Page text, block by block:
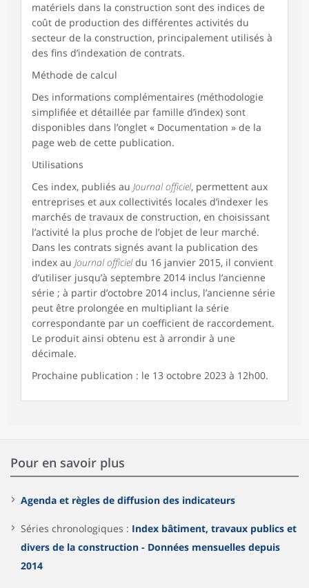
matériels dans la construction sont des indices de
coût de production des différentes activités du
secteur de la construction, principalement utilisés à
des fins d’indexation de contrats.
Méthode de calcul
Des informations complémentaires (méthodologie
simplifiée et détaillée par famille d’index) sont
disponibles dans l’onglet « Documentation » de la
page web de cette publication.
Utilisations
Ces index, publiés au Journal officiel, permettent aux
entreprises et aux collectivités locales d’indexer les
marchés de travaux de construction, en choisissant
l’activité la plus proche de l’objet de leur marché.
Dans les contrats signés avant la publication des
index au Journal officieldu 16 janvier 2015, il convient
d’utiliser jusqu’à septembre 2014 inclus l’ancienne
série ; à partir d’octobre 2014 inclus, l’ancienne série
peut être prolongée en multipliant la série
correspondante par un coefficient de raccordement.
Le produit ainsi obtenu est à arrondir à une
décimale.
Prochaine publication : le 13 octobre 2023 à 12h00.
Pour en savoir plus
Agenda et règles de diffusion des indicateurs
Séries chronologiques : Index bâtiment, travaux publics et
divers de la construction - Données mensuelles depuis
2014